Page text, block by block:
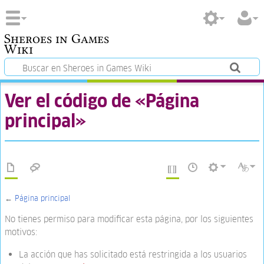
Sheroes in Games
Wiki
Ver el código de «Página
principal»
← Página principal
No tienes permiso para modificar esta página, por los siguientes
motivos:
La acción que has solicitado está restringida a los usuarios